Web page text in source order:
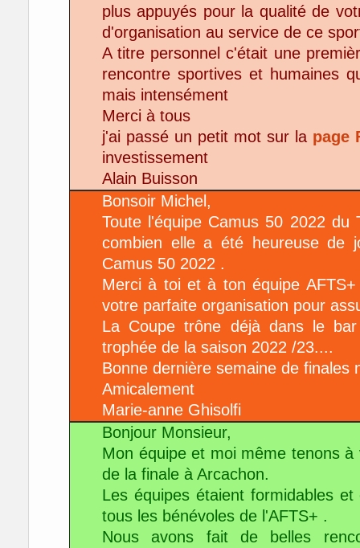
plus appuyés pour la qualité de
d'organisation au service de ce
A titre personnel c'était une
rencontre sportives et humaines
mais intensément
Merci à tous
j'ai passé un petit mot sur la page
investissement
Alain Buisson
Bonsoir Michel,
Toute l'équipe Camus 50 2022
combien elle a été heureuse de
Camus 50 2022 .
Merci à toi et à ton équipe
votre parfaite organisation pour
La Coupe trône déjà dans le
trophée de la saison 2022 /23....
Bonne dernière semaine de finales
Amicalement
Marie-anne Ghisolfi
Bonjour Monsieur,
Mon équipe et moi même tenons
de la finale à Arcachon.
Les équipes étaient formidables
tous les bénévoles de l'AFTS+ .
Nous avons fait de belles